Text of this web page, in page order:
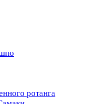
ротанга